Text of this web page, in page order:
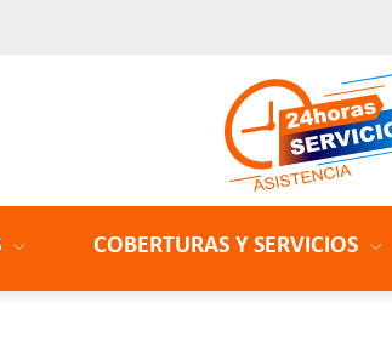
COBERTURAS Y SERVICIOS